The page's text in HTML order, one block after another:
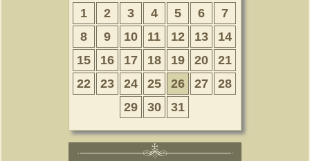
1 2 3 4 5 6
7
8
9 10 11 12 13
14
15
16 17 18 19 20
21
22
23 24 25 26 27
28
29
30 31